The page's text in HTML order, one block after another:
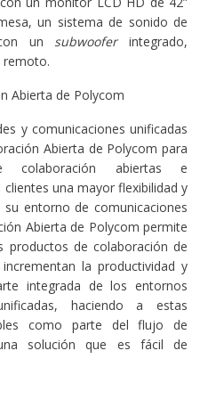
un sistema de sonido de
un subwooferintegrado,
Abierta de Polycom
y comunicaciones unificadas
Abierta de Polycom para
colaboración abiertas e
una mayor flexibilidad y
entorno de comunicaciones
Abierta de Polycom permite
productos de colaboración de
la productividad y
integrada de los entornos
haciendo a estas
como parte del flujo de
solución que es fácil de